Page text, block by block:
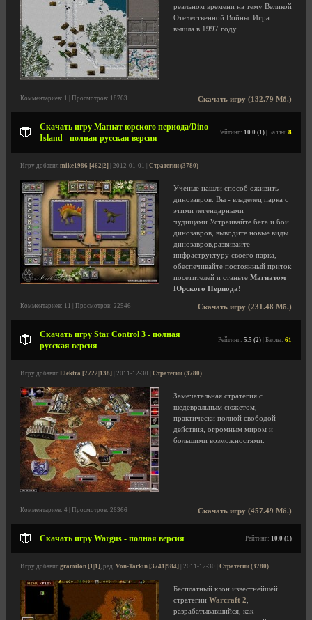
реальном времени на тему Великой
Отечественной Войны. Игра
вышла в 1997 году.
Скачать игру (132.79 Мб.)
Комментариев: 1 | Просмотров: 18763
Скачать игру Магнат юрского периода/Dino
Island - полная русская версия
Рейтинг: 10.0 (1) | Баллы: 8
Игру добавил mike1986 [462|2] | 2012-01-01 | Стратегии (3780)
Ученые нашли способ оживить
динозавров. Вы - владелец парка с
этими легендарными
чудищами.Устраивайте бега и бои
динозавров, выводите новые виды
динозавров,развивайте
инфраструктуру своего парка,
обеспечивайте постоянный приток
посетителей и станьте Магнатом
Юрского Периода!
Скачать игру (231.48 Мб.)
Комментариев: 11 | Просмотров: 22546
Скачать игру Star Control 3 - полная
русская версия
Рейтинг: 5.5 (2) | Баллы: 61
Игру добавил Elektra [7722|138] | 2011-12-30 | Стратегии (3780)
Замечательная стратегия с
шедевральным сюжетом,
практически полной свободой
действия, огромным миром и
большими возможностями.
Скачать игру (457.49 Мб.)
Комментариев: 4 | Просмотров: 26366
Скачать игру Wargus - полная версия Рейтинг: 10.0 (1)
Игру добавил gramilon [1|1], ред. Von-Tarkin [3741|984] | 2011-12-30 | Стратегии (3780)
Бесплатный клон известнейшей
стратегии Warcraft 2
разрабатывавшийся, как